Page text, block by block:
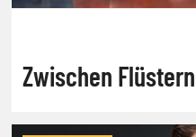
Zwischen